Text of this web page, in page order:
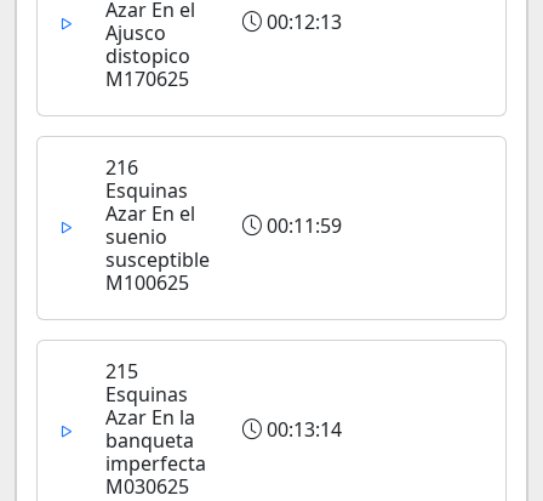
Azar En el
Ajusco
distopico
M170625
00:12:13
216
Esquinas
Azar En el
suenio
susceptible
M100625
00:11:59
215
Esquinas
Azar En la
banqueta
imperfecta
M030625
00:13:14